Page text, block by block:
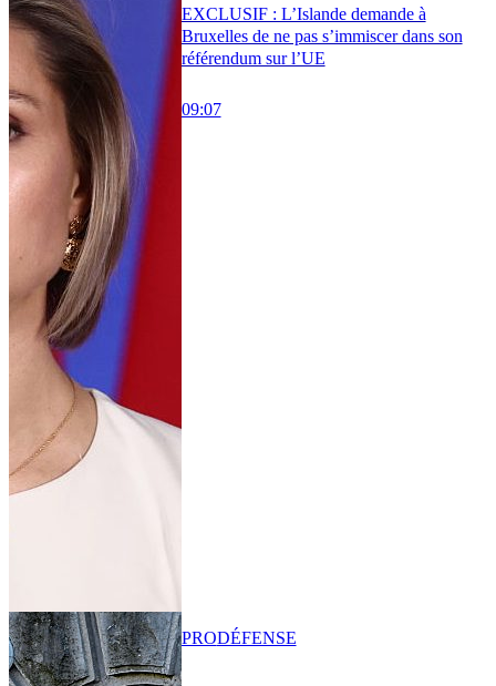
EXCLUSIF : L’Islande demande à
Bruxelles de ne pas s’immiscer dans son
référendum sur l’UE
09:07
PRODÉFENSE